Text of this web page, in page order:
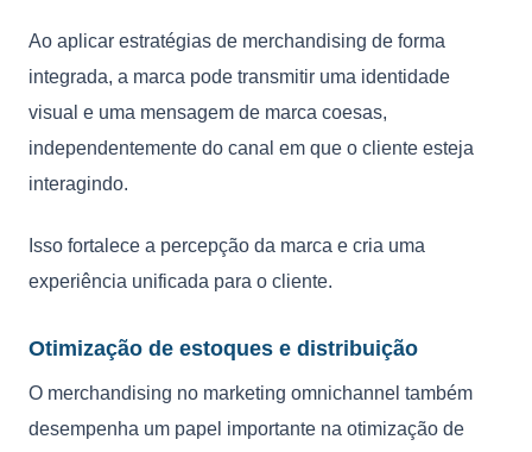
Ao aplicar estratégias de merchandising de forma
integrada, a marca pode transmitir uma identidade
visual e uma mensagem de marca coesas,
independentemente do canal em que o cliente esteja
interagindo.
Isso fortalece a percepção da marca e cria uma
experiência unificada para o cliente.
Otimização de estoques e distribuição
O merchandising no marketing omnichannel também
desempenha um papel importante na otimização de